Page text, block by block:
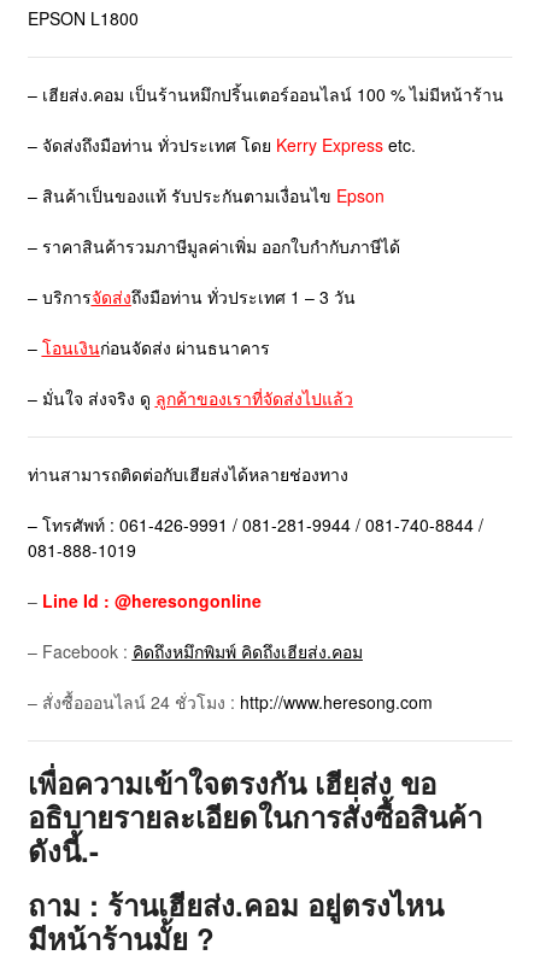
EPSON L1800
– เฮียส่ง.คอม เป็นร้านหมึกปริ้นเตอร์ออนไลน์ 100 % ไม่มีหน้าร้าน
– จัดส่งถึงมือท่าน ทั่วประเทศ โดย Kerry Expressetc.
– สินค้าเป็นของแท้ รับประกันตามเงื่อนไข Epson
– ราคาสินค้ารวมภาษีมูลค่าเพิ่ม ออกใบกำกับภาษีได้
– บริการจัดส่งถึงมือท่าน ทั่วประเทศ 1 – 3 วัน
– โอนเงินก่อนจัดส่ง ผ่านธนาคาร
– มั่นใจ ส่งจริง ดู ลูกค้าของเราที่จัดส่งไปแล้ว
ท่านสามารถติดต่อกับเฮียส่งได้หลายช่องทาง
– โทรศัพท์ : 061-426-9991 / 081-281-9944 / 081-740-8844 /
081-888-1019
– Line Id : @heresongonline
– Facebook : คิดถึงหมึกพิมพ์ คิดถึงเฮียส่ง.คอม
– สั่งซื้อออนไลน์ 24 ชั่วโมง : http://www.heresong.com
เพื่อความเข้าใจตรงกัน เฮียส่ง ขอ
อธิบายรายละเอียดในการสั่งซื้อสินค้า
ดังนี้.-
ถาม : ร้านเฮียส่ง.คอม อยู่ตรงไหน
มีหน้าร้านมั้ย ?